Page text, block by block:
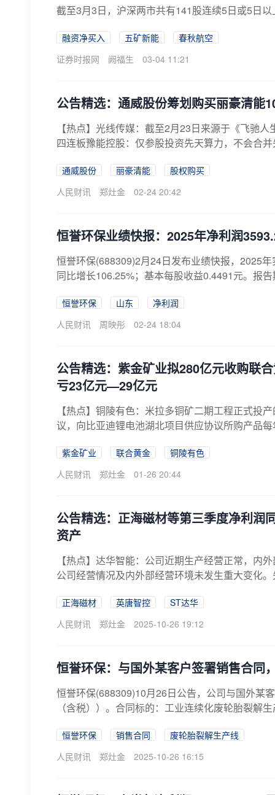
截至3月3日，沪深两市共有141股连续5日或5日
融资净买入 五矿新能
春秋航空
证券时报网
阙福生 03-04 11:21
公告精选：通威股份筹划购买丽豪清能
【热点】光线传媒：截至2月23日来源于《飞驰
四连板豫能控股：仅参股投资先天算力，不会合
通威股份 丽豪清能
股权购买
人民财讯
郑灶金 02-24 20:42
恒誉环保业绩快报：2025年净利润
恒誉环保(688309)2月24日发布业绩快报，2025
同比增长106.25%；基本每股收益0.4491元。报
恒誉环保 山东
净利润
人民财讯
周映彤 02-24 18:04
公告精选：紫金矿业拟280亿元收购联
亏23亿元—29亿元
【热点】铜陵有色：米拉多铜矿二期工程正式投
议，向比亚迪锂电池湖北项目供应协议所购产品
紫金矿业 联合黄金
铜陵有色
人民财讯
郑灶金 01-26 20:44
公告精选：正海磁材等第三季度净利润
资产
【热点】达华智能：公司近期生产经营正常，内
公司经营情况及内外部经营环境未发生重大变化
正海磁材 英唐智控
ST达华
人民财讯
郑灶金 2025-10-26 19:12
恒誉环保：与国外某客户签署销售合同
恒誉环保(688309)10月26日公告，公司与国外某
（含税））。合同标的：工业连续化废轮胎裂解
恒誉环保 销售合同
废轮胎裂解生产线
人民财讯
郑灶金 2025-10-26 16:15